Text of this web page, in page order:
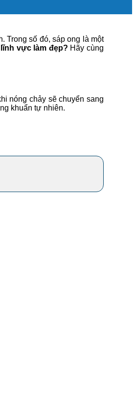
Trong số đó, sáp ong là một
vực làm đẹp? Hãy cùng
nóng chảy sẽ chuyển sang
khuẩn tự nhiên.